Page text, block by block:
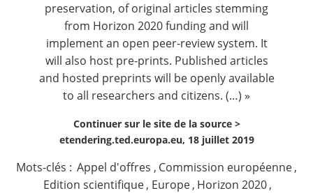
preservation, of original articles stemming
from Horizon 2020 funding and will
implement an open peer-review system. It
will also host pre-prints. Published articles
and hosted preprints will be openly available
to all researchers and citizens. (…) »
Continuer sur le site de la source >
etendering.ted.europa.eu, 18 juillet 2019
Mots-clés : Appel d'offres , Commission européenne,
Edition scientifique, Europe , Horizon 2020,